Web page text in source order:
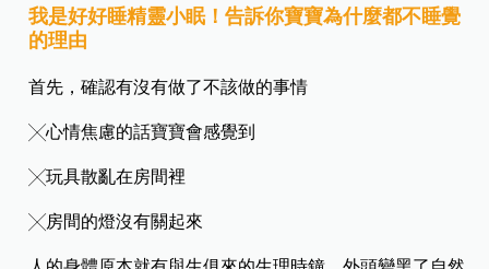
我是好好睡精靈小眠！告訴你寶寶為什麼都不睡覺
的理由
首先，確認有沒有做了不該做的事情
╳心情焦慮的話寶寶會感覺到
╳玩具散亂在房間裡
╳房間的燈沒有關起來